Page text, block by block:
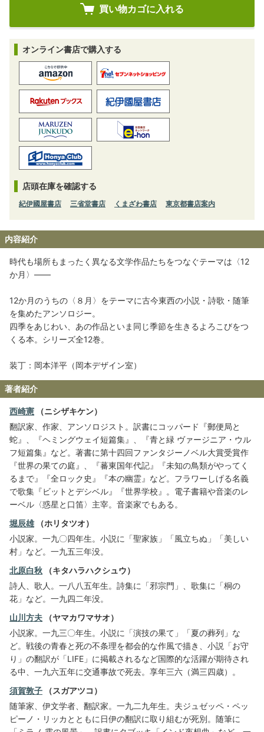
オンライン書店で購入する
店頭在庫を確認する
紀伊國屋書店 三省堂書店 くまざわ書店 東京都書店案内
内容紹介
時代も場所もまったく異なる文学作品たちをつなぐテーマは〈12
か月〉――
12か月のうちの〈８月〉をテーマに古今東西の小説・詩歌・随筆
を集めたアンソロジー。
四季をあじわい、あの作品といま同じ季節を生きるよろこびをつ
くる本。シリーズ全12巻。
装丁：岡本洋平（岡本デザイン室）
著者紹介
西崎憲 （ニシザキケン）
翻訳家、作家、アンソロジスト。訳書にコッパード『郵便局と
蛇』、『ヘミングウェイ短篇集』、『青と緑 ヴァージニア・ウル
フ短篇集』など。著書に第十四回ファンタジーノベル大賞受賞作
『世界の果ての庭』、『蕃東国年代記』『未知の鳥類がやってく
るまで』『全ロック史』『本の幽霊』など。フラワーしげる名義
で歌集『ビットとデシベル』『世界学校』。電子書籍や音楽のレ
ーベル〈惑星と口笛〉主宰。音楽家でもある。
堀辰雄（ホリタツオ）
小説家。一九〇四年生。小説に「聖家族」「風立ちぬ」「美しい
村」など。一九五三年没。
北原白秋 （キタハラハクシュウ）
詩人、歌人。一八八五年生。詩集に「邪宗門」、歌集に「桐の
花」など。一九四二年没。
山川方夫 （ヤマカワマサオ）
小説家。一九三〇年生。小説に「演技の果て」「夏の葬列」な
ど。戦後の青春と死の不条理を都会的な作風で描き、小説「お守
り」の翻訳が「LIFE」に掲載されるなど国際的な活躍が期待され
る中、一九六五年に交通事故で死去。享年三六（満三四歳）。
須賀敦子 （スガアツコ）
随筆家、伊文学者、翻訳家。一九二九年生。夫ジュゼッペ・ペッ
ピーノ・リッカとともに日伊の翻訳に取り組むが死別。随筆に